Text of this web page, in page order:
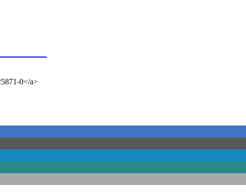
0</a>